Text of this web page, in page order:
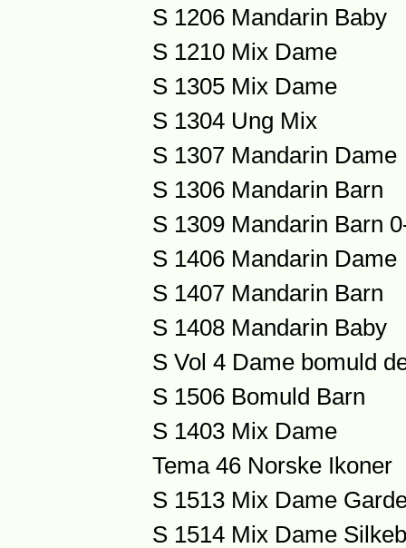
S 1206 Mandarin Baby
S 1210 Mix Dame
S 1305 Mix Dame
S 1304 Ung Mix
S 1307 Mandarin Dame
S 1306 Mandarin Barn
S 1309 Mandarin Barn
S 1406 Mandarin Dame
S 1407 Mandarin Barn
S 1408 Mandarin Baby
S Vol 4 Dame bomuld
S 1506 Bomuld Barn
S 1403 Mix Dame
Tema 46 Norske Ikoner
S 1513 Mix Dame
S 1514 Mix Dame